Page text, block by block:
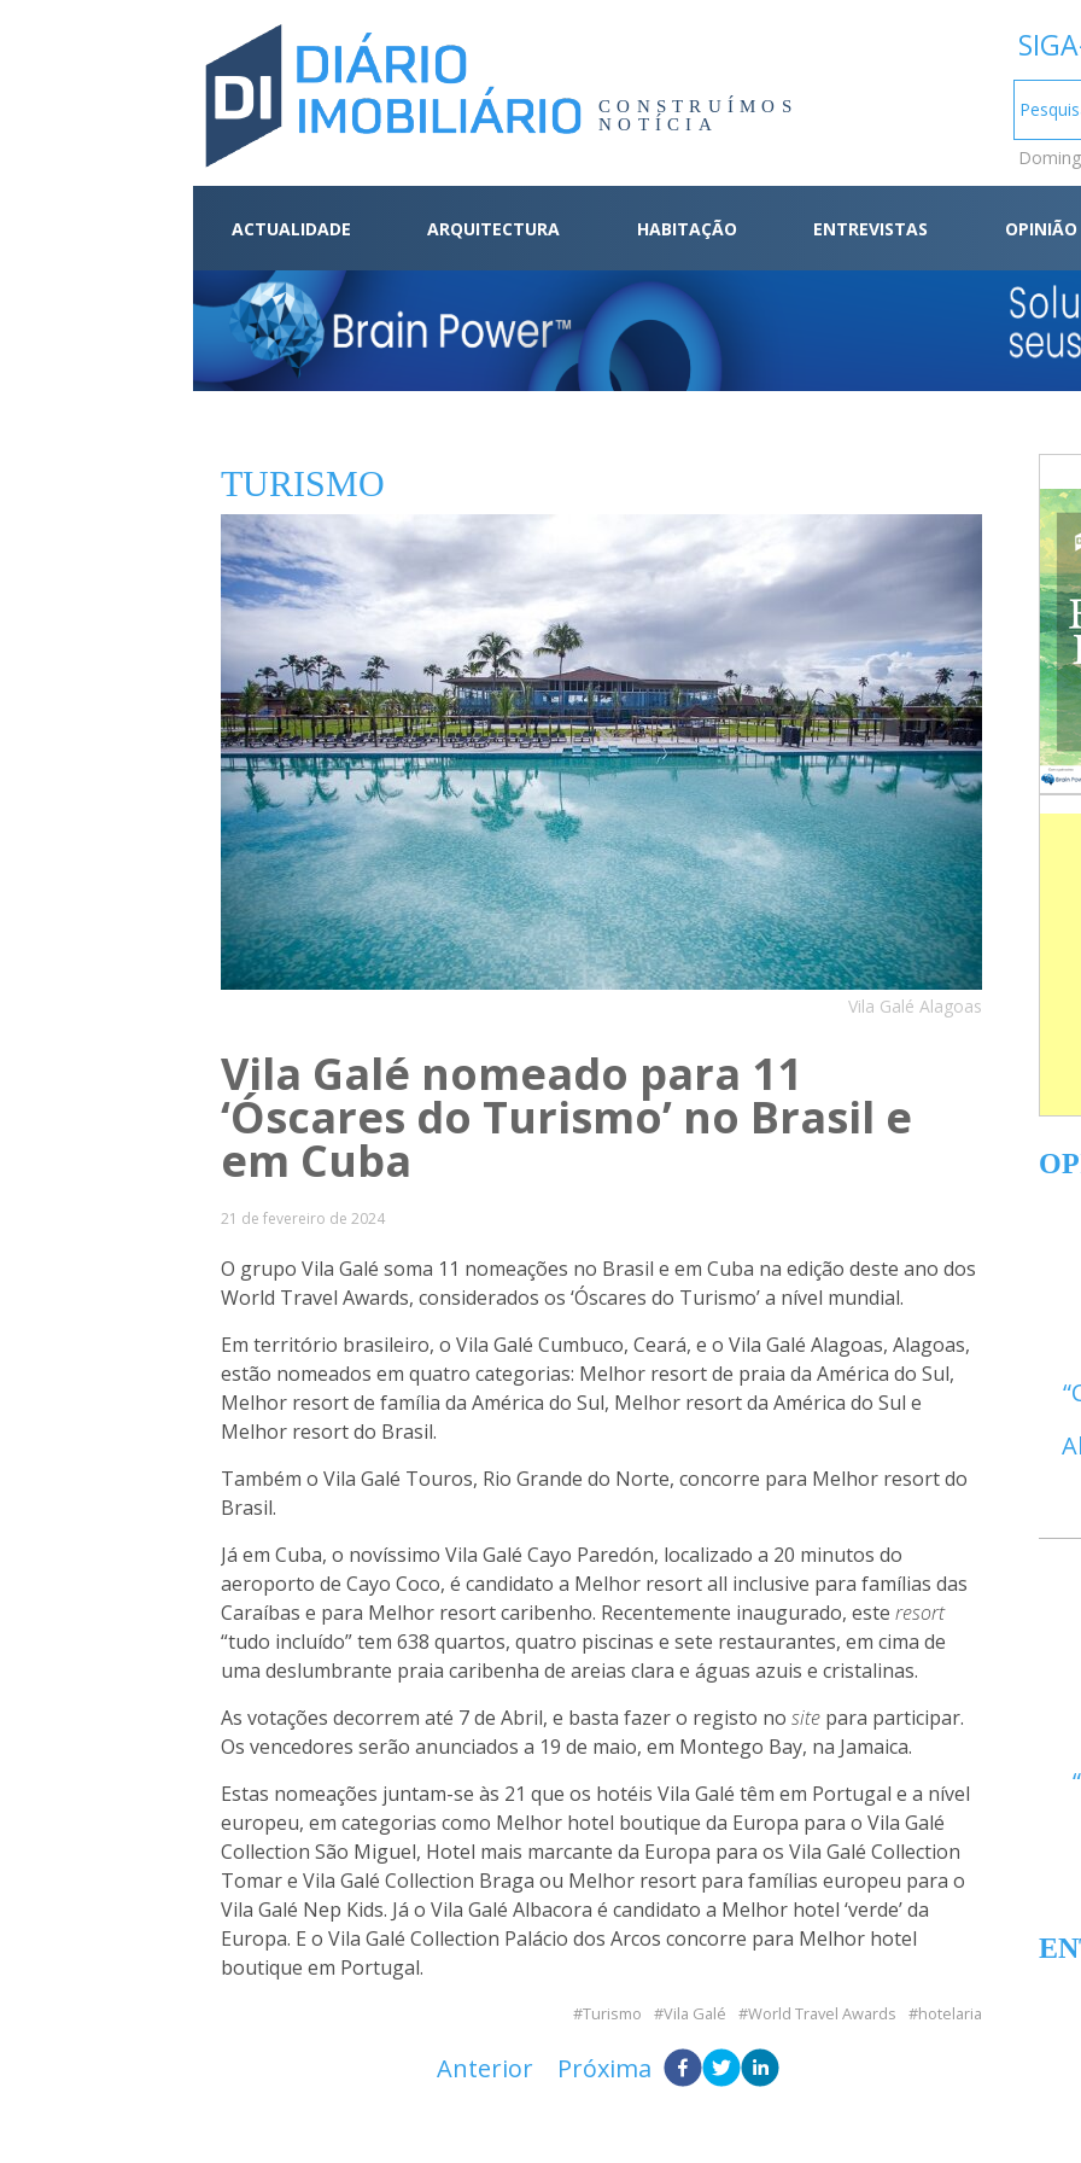
CONSTRUÍMOS
NOTÍCIA
ACTUALIDADE ARQUITECTURA HABITAÇÃO ENTREVISTAS OPINIÃO
TURISMO
Vila Galé Alagoas
Vila Galé nomeado para 11
‘Óscares do Turismo’ no Brasil e
em Cuba
21 de fevereiro de 2024
O grupo Vila Galé soma 11 nomeações no Brasil e em Cuba na edição deste ano dos
World Travel Awards, considerados os ‘Óscares do Turismo’ a nível mundial.
Em território brasileiro, o Vila Galé Cumbuco, Ceará, e o Vila Galé Alagoas, Alagoas,
estão nomeados em quatro categorias: Melhor resort de praia da América do Sul,
Melhor resort de família da América do Sul, Melhor resort da América do Sul e
Melhor resort do Brasil.
Também o Vila Galé Touros, Rio Grande do Norte, concorre para Melhor resort do
Brasil.
Já em Cuba, o novíssimo Vila Galé Cayo Paredón, localizado a 20 minutos do
aeroporto de Cayo Coco, é candidato a Melhor resort all inclusive para famílias das
Caraíbas e para Melhor resort caribenho. Recentemente inaugurado, esteresort
“tudo incluído” tem 638 quartos, quatro piscinas e sete restaurantes, em cima de
uma deslumbrante praia caribenha de areias clara e águas azuis e cristalinas.
As votações decorrem até 7 de Abril, e basta fazer o registo nosite para participar.
Os vencedores serão anunciados a 19 de maio, em Montego Bay, na Jamaica.
Estas nomeações juntam-se às 21 que os hotéis Vila Galé têm em Portugal e a nível
europeu, em categorias como Melhor hotel boutique da Europa para o Vila Galé
Collection São Miguel, Hotel mais marcante da Europa para os Vila Galé Collection
Tomar e Vila Galé Collection Braga ou Melhor resort para famílias europeu para o
Vila Galé Nep Kids. Já oVila Galé Albacora é candidato a Melhor hotel ‘verde’ da
Europa. E o Vila Galé Collection Palácio dos Arcos concorre para Melhor hotel
boutique em Portugal.
Turismo Vila Galé World Travel Awards hotelaria
Anterior Próxima